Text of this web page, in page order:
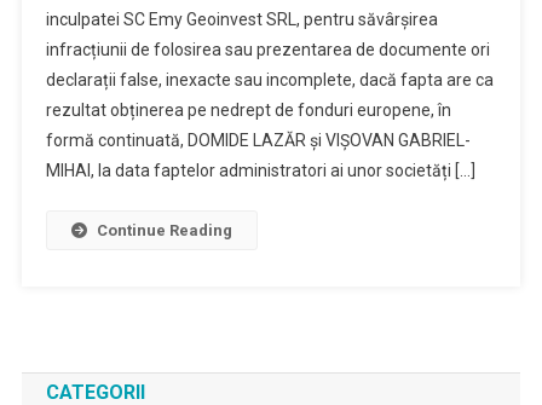
inculpatei SC Emy Geoinvest SRL, pentru săvârșirea
infracțiunii de folosirea sau prezentarea de documente ori
declarații false, inexacte sau incomplete, dacă fapta are ca
rezultat obținerea pe nedrept de fonduri europene, în
formă continuată, DOMIDE LAZĂR și VIȘOVAN GABRIEL-
MIHAI, la data faptelor administratori ai unor societăți […]
Continue Reading
CATEGORII